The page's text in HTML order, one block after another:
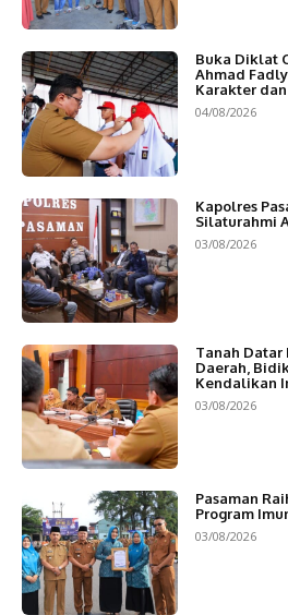
Buka Diklat
Ahmad
Karakter
04/08/2026
Kapolres
Silaturahmi
03/08/2026
Tanah Datar
Daerah,
Kendalikan
03/08/2026
Pasaman
Program
03/08/2026